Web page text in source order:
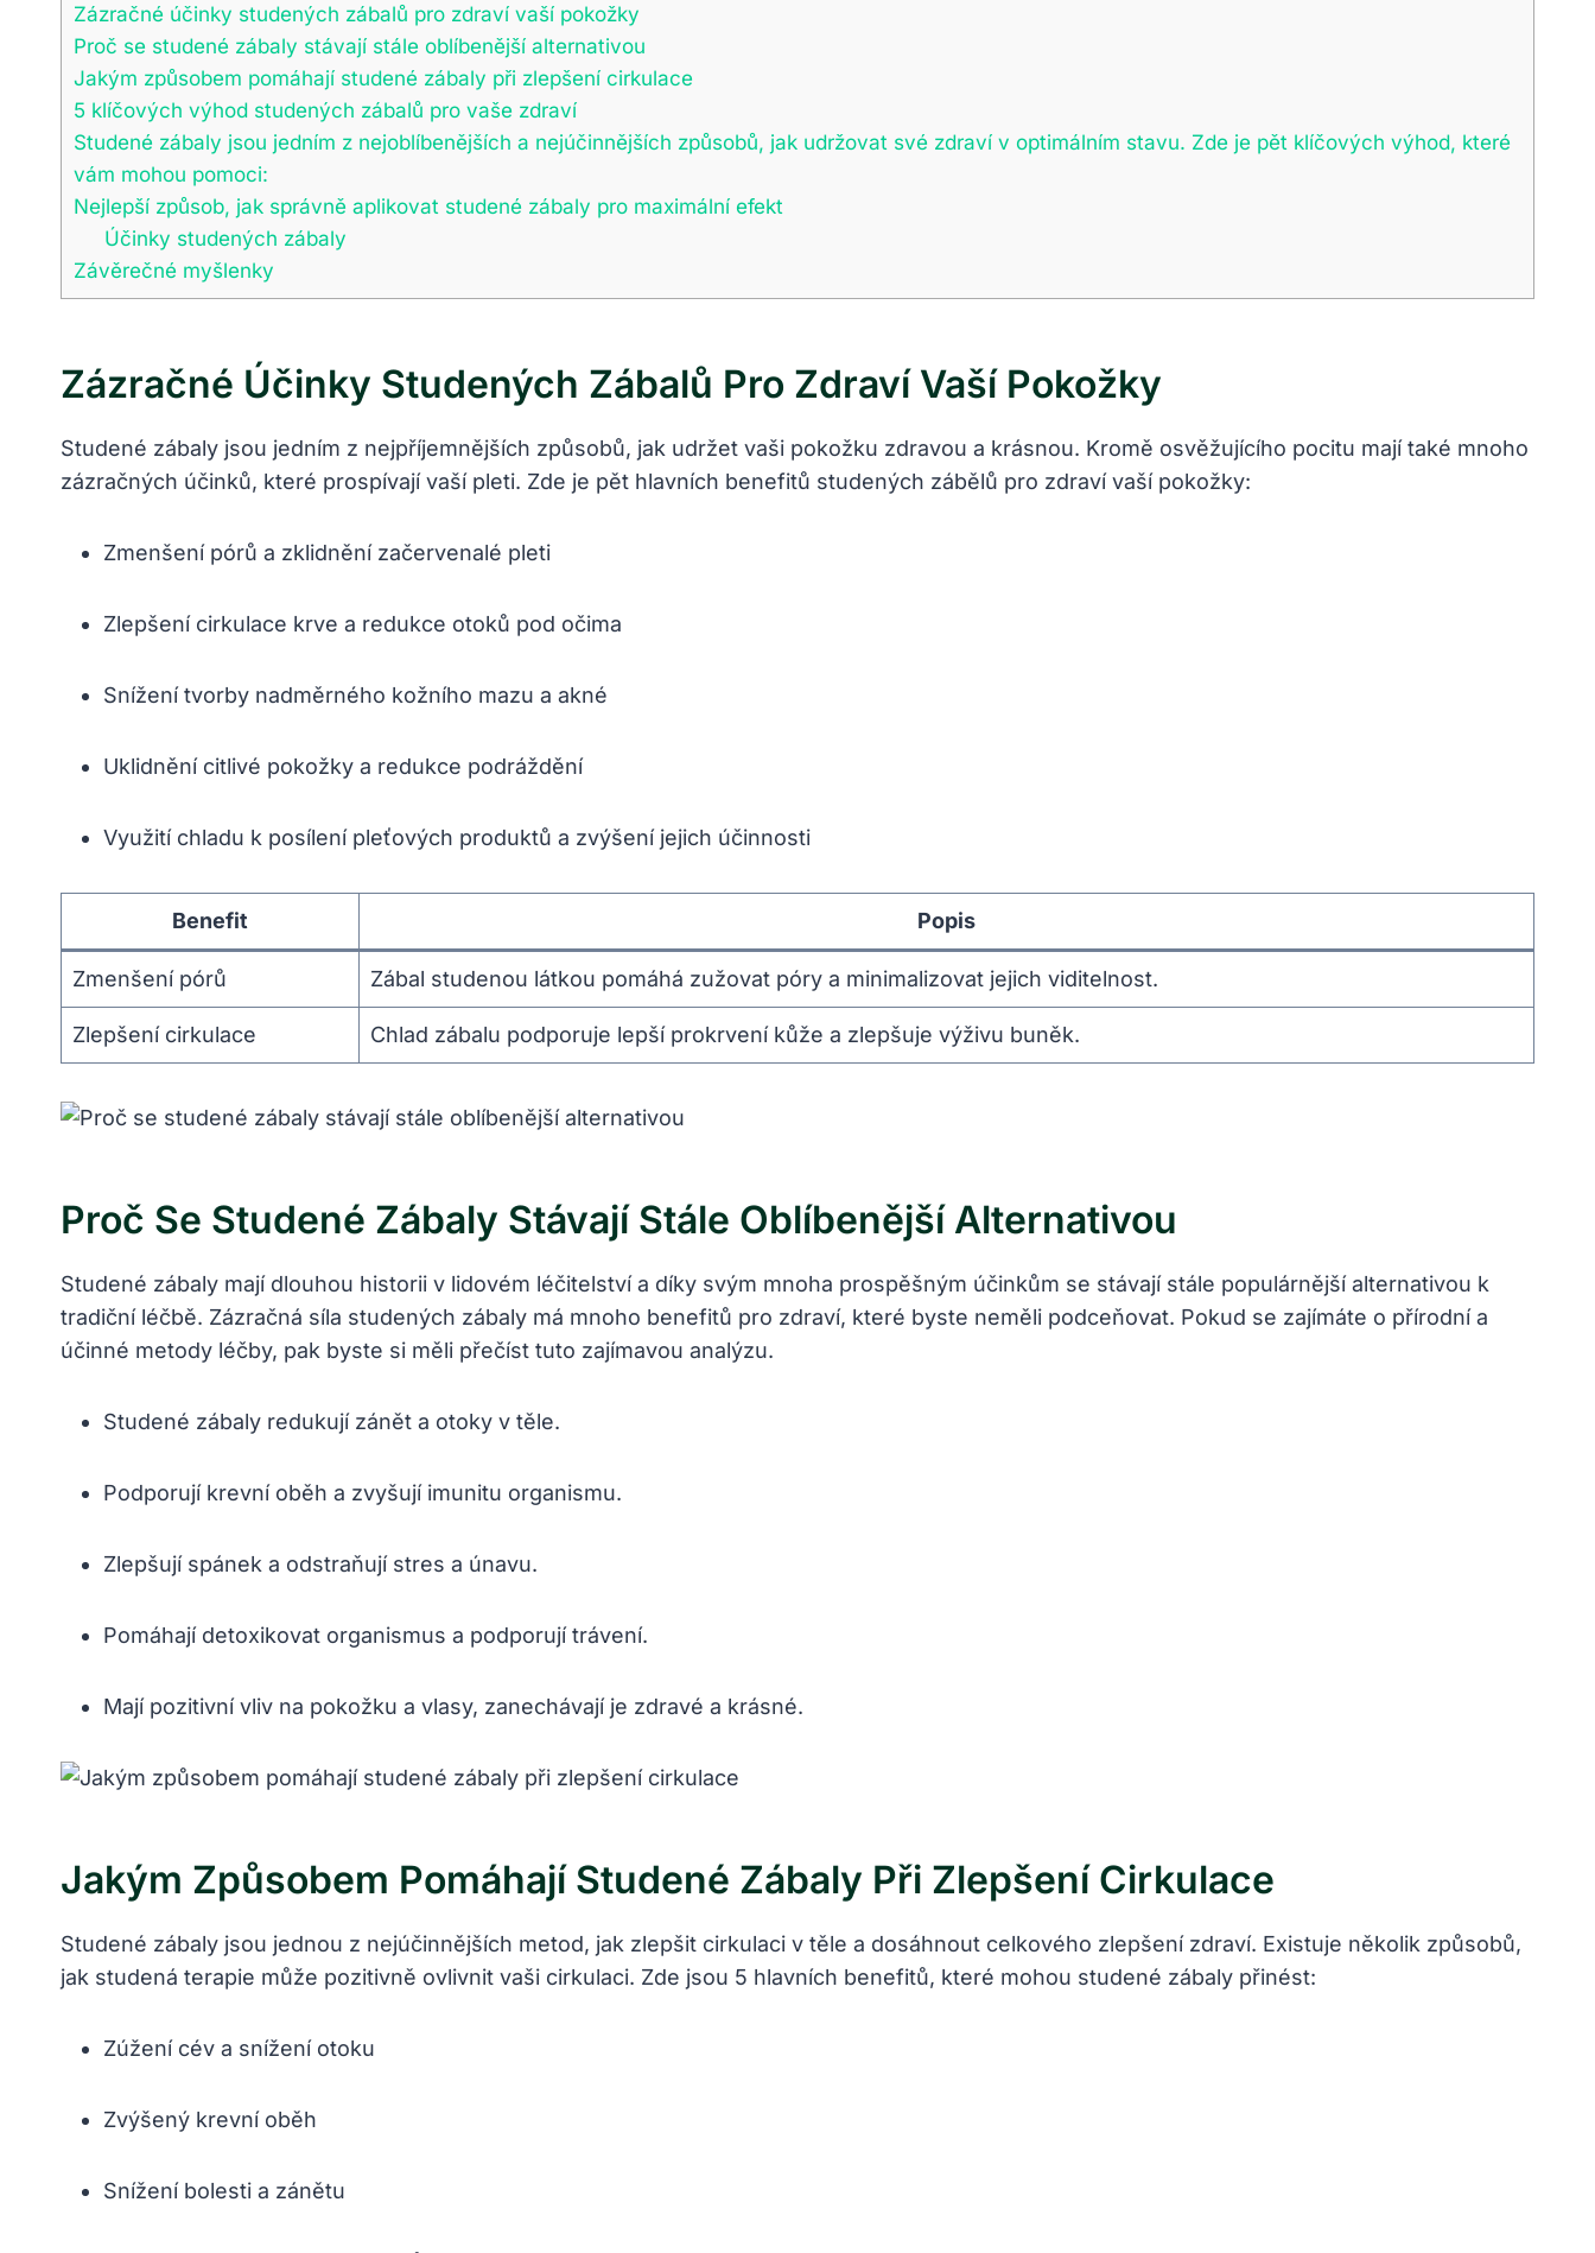
Zázračné účinky studených zábalů pro zdraví vaší pokožky
Proč se studené zábaly stávají stále oblíbenější alternativou
Jakým způsobem pomáhají studené zábaly při zlepšení cirkulace
5 klíčových výhod studených zábalů pro vaše zdraví
Studené zábaly jsou jedním z nejoblíbenějších a nejúčinnějších způsobů, jak udržovat své zdraví v optimálním stavu. Zde je pět klíčových výhod, které
vám mohou pomoci:
Nejlepší způsob, jak správně aplikovat studené zábaly pro maximální efekt
Účinky studených zábaly
Závěrečné myšlenky
Zázračné Účinky Studených Zábalů Pro Zdraví Vaší Pokožky
Studené zábaly jsou jedním z nejpříjemnějších způsobů, jak udržet vaši pokožku zdravou a krásnou. Kromě osvěžujícího pocitu mají také mnoho
zázračných účinků, které prospívají vaší pleti. Zde je pět hlavních benefitů studených zábělů pro zdraví vaší pokožky:
Zmenšení pórů a zklidnění začervenalé pleti
Zlepšení cirkulace krve a redukce otoků pod očima
Snížení tvorby nadměrného kožního mazu a akné
Uklidnění citlivé pokožky a redukce podráždění
Využití chladu k posílení pleťových produktů a zvýšení jejich účinnosti
Benefit Popis
Zmenšení pórů Zábal studenou látkou pomáhá zužovat póry a minimalizovat jejich viditelnost.
Zlepšení cirkulace Chlad zábalu podporuje lepší prokrvení kůže a zlepšuje výživu buněk.
Proč Se Studené Zábaly Stávají Stále Oblíbenější Alternativou
Studené zábaly mají dlouhou historii v lidovém léčitelství a díky svým mnoha prospěšným účinkům se stávají stále populárnější alternativou k
tradiční léčbě. Zázračná síla studených zábaly má mnoho benefitů pro zdraví, které byste neměli podceňovat. Pokud se zajímáte o přírodní a
účinné metody léčby, pak byste si měli přečíst tuto zajímavou analýzu.
Studené zábaly redukují zánět a otoky v těle.
Podporují krevní oběh a zvyšují imunitu organismu.
Zlepšují spánek a odstraňují stres a únavu.
Pomáhají detoxikovat organismus a podporují trávení.
Mají pozitivní vliv na pokožku a vlasy, zanechávají je zdravé a krásné.
Jakým Způsobem Pomáhají Studené Zábaly Při Zlepšení Cirkulace
Studené zábaly jsou jednou z nejúčinnějších metod, jak zlepšit cirkulaci v těle a dosáhnout celkového zlepšení zdraví. Existuje několik způsobů,
jak studená terapie může pozitivně ovlivnit vaši cirkulaci. Zde jsou 5 hlavních benefitů, které mohou studené zábaly přinést:
Zúžení cév a snížení otoku
Zvýšený krevní oběh
Snížení bolesti a zánětu